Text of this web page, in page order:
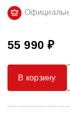
55 990 ₽
В корзину